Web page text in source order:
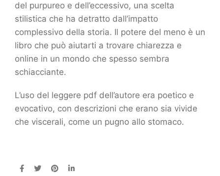
del purpureo e dell’eccessivo, una scelta
stilistica che ha detratto dall’impatto
complessivo della storia. Il potere del meno è un
libro che può aiutarti a trovare chiarezza e
online in un mondo che spesso sembra
schiacciante.
L’uso del leggere pdf dell’autore era poetico e
evocativo, con descrizioni che erano sia vivide
che viscerali, come un pugno allo stomaco.